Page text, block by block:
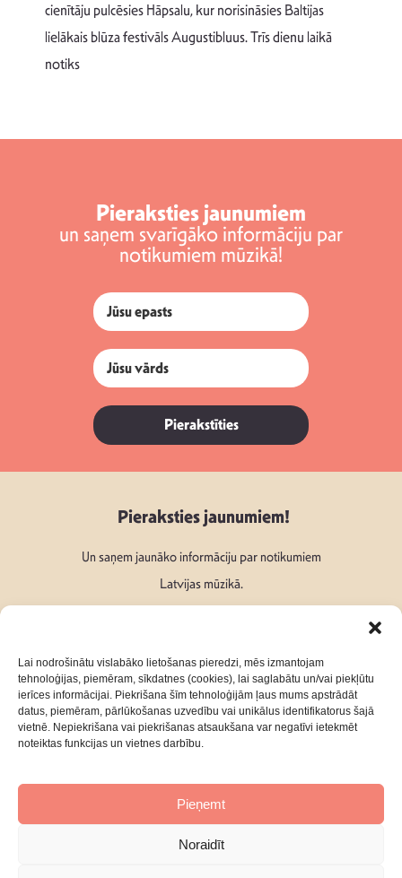
Lai nodrošinātu vislabāko lietošanas pieredzi, mēs izmantojam
tehnoloģijas, piemēram, sīkdatnes (cookies), lai saglabātu un/vai piekļūtu
ierīces informācijai. Piekrišana šīm tehnoloģijām ļaus mums apstrādāt
datus, piemēram, pārlūkošanas uzvedību vai unikālus identifikatorus šajā
vietnē. Nepiekrišana vai piekrišanas atsaukšana var negatīvi ietekmēt
noteiktas funkcijas un vietnes darbību.
Pieņemt
Noraidīt
cienītāju pulcēsies Hāpsalu, kur norisināsies Baltijas
lielākais blūza festivāls Augustibluus. Trīs dienu laikā
notiks
Pieraksties jaunumiem
un saņem svarīgāko informāciju par
notikumiem mūzikā!
Pierakstīties
Pieraksties jaunumiem!
Un saņem jaunāko informāciju par notikumiem
Latvijas mūzikā.
Seko mums:
Par mumsKontakti